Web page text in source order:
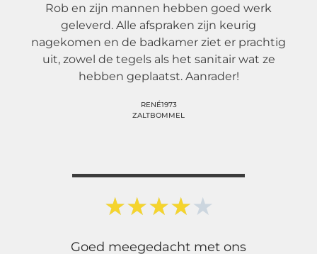
Rob en zijn mannen hebben goed werk
geleverd. Alle afspraken zijn keurig
nagekomen en de badkamer ziet er prachtig
uit, zowel de tegels als het sanitair wat ze
hebben geplaatst. Aanrader!
RENÉ1973
ZALTBOMMEL
★★★★★
Goed meegedacht met ons